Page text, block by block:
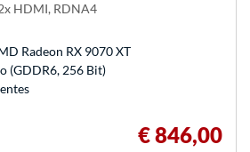
HDMI, RDNA4
Radeon RX 9070 XT
(GDDR6, 256 Bit)
€ 846,00